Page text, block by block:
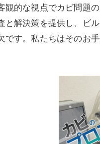
観的な視点でカビ問題
と解決策を提供し、ビ
す。私たちはそのお